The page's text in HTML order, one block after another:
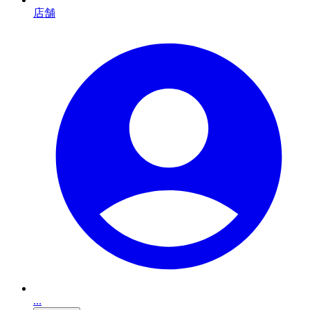
店舗
...